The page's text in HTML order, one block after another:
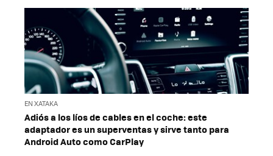
EN XATAKA
Adiós a los líos de cables en el coche: este
adaptador es un superventas y sirve tanto para
Android Auto como CarPlay